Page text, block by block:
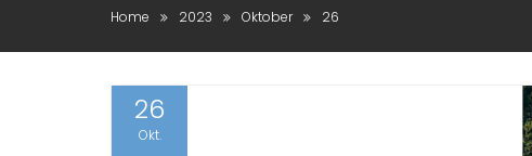
Home 2023 Oktober 26
26
Okt.